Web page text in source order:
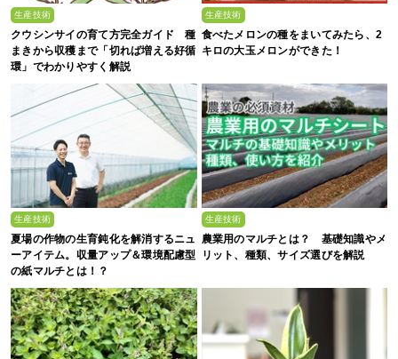
生産技術
クウシンサイの育て方完全ガイド 種
まきから収穫まで「切れば増える好循
環」でわかりやすく解説
生産技術
食べたメロンの種をまいてみたら、2
キロの大玉メロンができた！
生産技術
夏場の作物の生育鈍化を解消するニュ
ーアイテム。収量アップ＆環境配慮型
の紙マルチとは！？
生産技術
農業用のマルチとは？ 基礎知識やメ
リット、種類、サイズ選びを解説